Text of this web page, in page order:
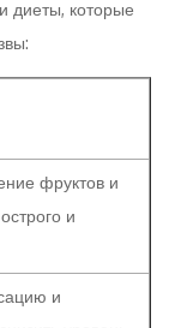
диеты, которые
фруктов и
и
и